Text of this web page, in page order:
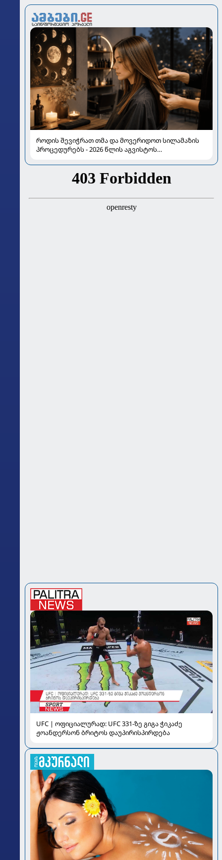
როდის შევიჭრათ თმა და მოვერიდოთ სილამაზის
პროცედურებს - 2026 წლის აგვისტოს
UFC | ოფიციალურად: UFC 331-ზე გიგა ჭიკაძე
ჟოანდერსონ ბრიტოს დაუპირისპირდება